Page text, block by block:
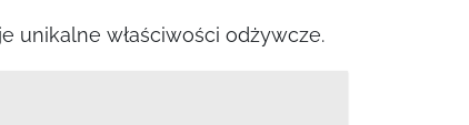
unikalne właściwości odżywcze.